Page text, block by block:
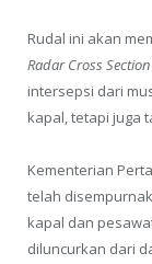
Rudal ini akan
Radar Cross Section
intersepsi dari
kapal, tetapi juga
Kementerian
telah
kapal dan
diluncurkan dari